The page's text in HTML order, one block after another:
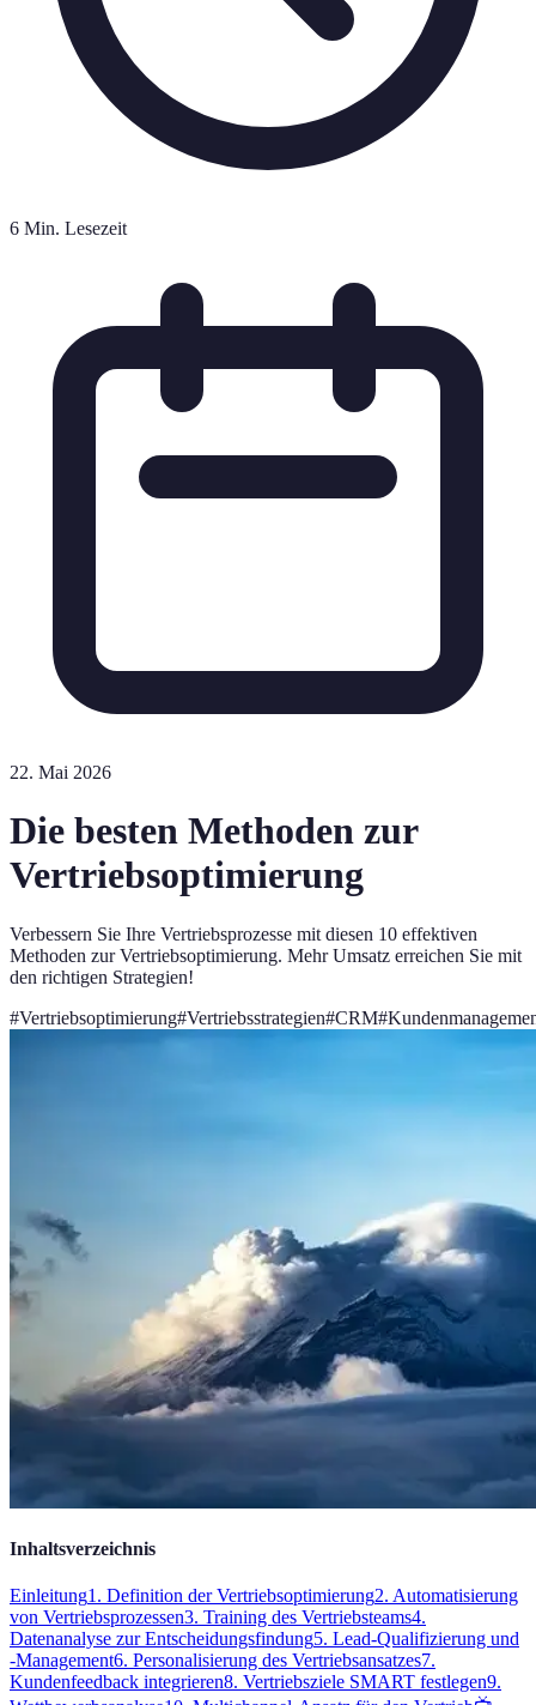
6 Min. Lesezeit
22. Mai 2026
Die besten Methoden zur
Vertriebsoptimierung
Verbessern Sie Ihre Vertriebsprozesse mit diesen 10 effektiven
Methoden zur Vertriebsoptimierung. Mehr Umsatz erreichen Sie mit
den richtigen Strategien!
#Vertriebsoptimierung#Vertriebsstrategien#CRM#
Inhaltsverzeichnis
Einleitung1. Definition der Vertriebsoptimierung2. Automatisierung
von Vertriebsprozessen3. Training des Vertriebsteams4.
Datenanalyse zur Entscheidungsfindung5. Lead-Qualifizierung und
-Management6. Personalisierung des Vertriebsansatzes7.
Kundenfeedback integrieren8. Vertriebsziele SMART festlegen9.